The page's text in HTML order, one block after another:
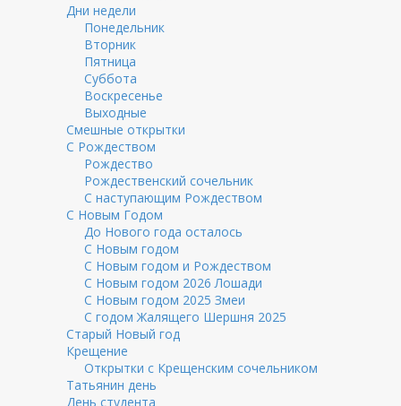
Дни недели
Понедельник
Вторник
Пятница
Суббота
Воскресенье
Выходные
Смешные открытки
С Рождеством
Рождество
Рождественский сочельник
С наступающим Рождеством
С Новым Годом
До Нового года осталось
С Новым годом
С Новым годом и Рождеством
С Новым годом 2026 Лошади
С Новым годом 2025 Змеи
С годом Жалящего Шершня 2025
Старый Новый год
Крещение
Открытки с Крещенским сочельником
Татьянин день
День студента